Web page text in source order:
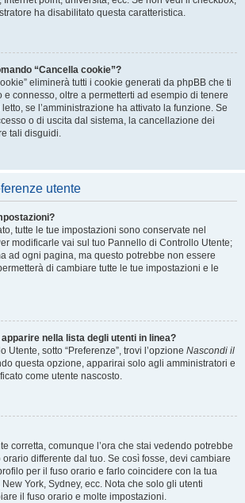
ha disabilitato questa caratteristica.
“Cancella cookie”?
eliminerà tutti i cookie generati da phpBB che ti
e connesso, oltre a permetterti ad esempio di tenere
se l’amministrazione ha attivato la funzione. Se
o di uscita dal sistema, la cancellazione dei
tali disguidi.
utente
tutte le tue impostazioni sono conservate nel
modificarle vai sul tuo Pannello di Controllo Utente;
ad ogni pagina, ma questo potrebbe non essere
di cambiare tutte le tue impostazioni e le
nella lista degli utenti in linea?
Utente, sotto “Preferenze”, trovi l’opzione Nascondi il
questa opzione, apparirai solo agli amministratori e
come utente nascosto.
corretta, comunque l’ora che stai vedendo potrebbe
differente dal tuo. Se così fosse, devi cambiare
per il fuso orario e farlo coincidere con la tua
York, Sydney, ecc. Nota che solo gli utenti
il fuso orario e molte impostazioni.